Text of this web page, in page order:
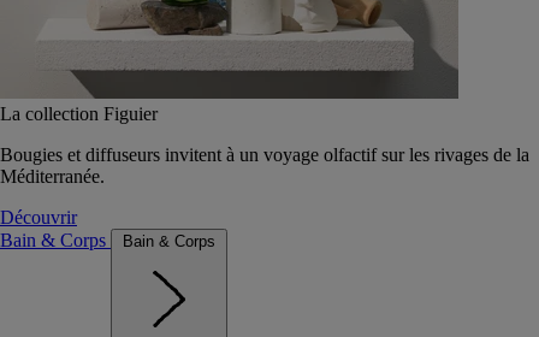
La collection Figuier
Bougies et diffuseurs invitent à un voyage olfactif sur les rivages de la
Méditerranée.
Découvrir
Bain & Corps
Bain & Corps